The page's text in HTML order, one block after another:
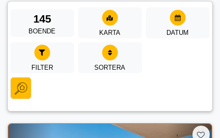
145
BOENDE KARTA DATUM
FILTER SORTERA